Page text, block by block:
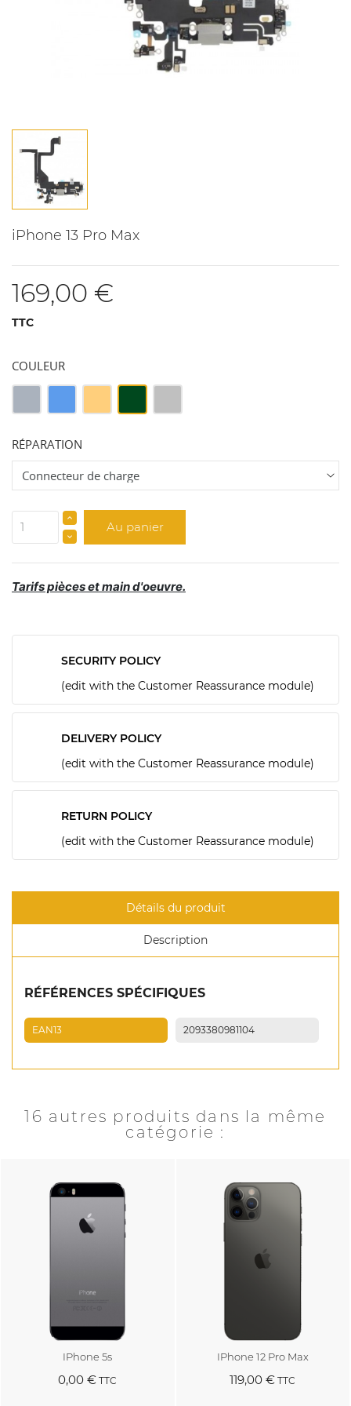
iPhone 13 Pro Max
169,00 €
TTC
COULEUR
Vert
RÉPARATION
Au panier
Tarifs pièces et main d'oeuvre.
SECURITY POLICY
(edit with the Customer Reassurance module)
DELIVERY POLICY
(edit with the Customer Reassurance module)
RETURN POLICY
(edit with the Customer Reassurance module)
Détails du produit
Description
RÉFÉRENCES SPÉCIFIQUES
EAN13 2093380981104
16 autres produits dans la même
catégorie :
IPhone 5s
0,00 € TTC
IPhone 12 Pro Max
119,00 € TTC